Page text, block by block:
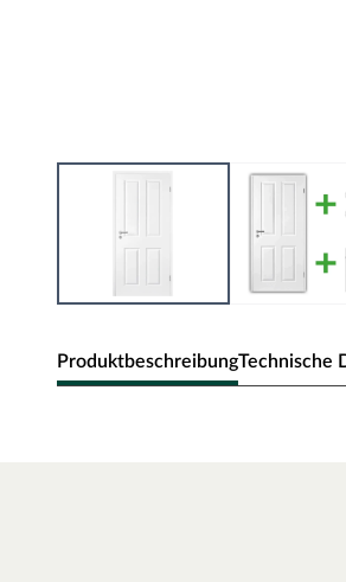
ProduktbeschreibungTechnische